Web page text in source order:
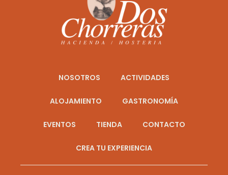
NOSOTROS ACTIVIDADES
ALOJAMIENTO GASTRONOMÍA
EVENTOS TIENDA CONTACTO
CREA TU EXPERIENCIA